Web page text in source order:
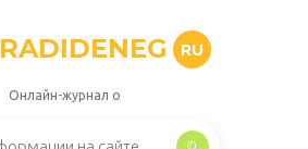
RADIDENEG RU
Онлайн-журнал о